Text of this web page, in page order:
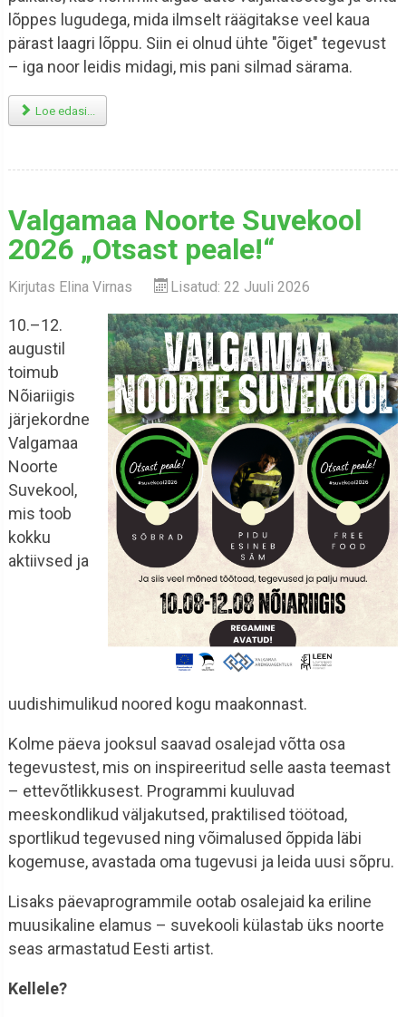
lõppes lugudega, mida ilmselt räägitakse veel kaua
pärast laagri lõppu. Siin ei olnud ühte "õiget" tegevust
– iga noor leidis midagi, mis pani silmad särama.
Loe edasi...
Valgamaa Noorte Suvekool
2026 „Otsast peale!“
Kirjutas Elina Virnas Lisatud: 22 Juuli 2026
10.–12.
augustil
toimub
Nõiariigis
järjekordne
Valgamaa
Noorte
Suvekool,
mis toob
kokku
aktiivsed ja
uudishimulikud noored kogu maakonnast.
Kolme päeva jooksul saavad osalejad võtta osa
tegevustest, mis on inspireeritud selle aasta teemast
– ettevõtlikkusest. Programmi kuuluvad
meeskondlikud väljakutsed, praktilised töötoad,
sportlikud tegevused ning võimalused õppida läbi
kogemuse, avastada oma tugevusi ja leida uusi sõpru.
Lisaks päevaprogrammile ootab osalejaid ka eriline
muusikaline elamus – suvekooli külastab üks noorte
seas armastatud Eesti artist.
Kellele?